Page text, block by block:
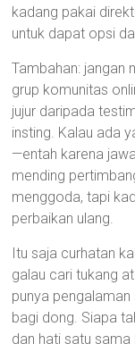
kadang pakai
untuk dapat opsi
Tambahan: jangan
grup komunitas
jujur daripada
insting. Kalau ada
—entah karena
mending
menggoda, tapi
perbaikan ulang.
Itu saja curhatan
galau cari tukang
punya
bagi dong. Siapa
dan hati satu sama